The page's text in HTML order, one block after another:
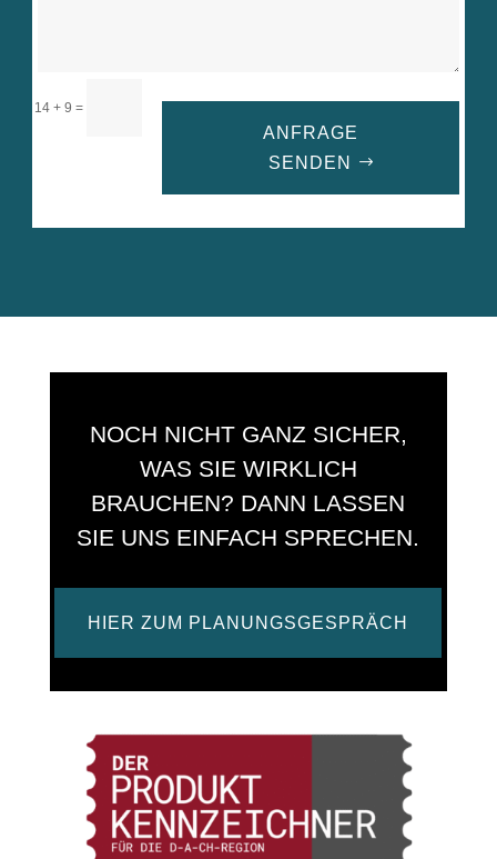
14 + 9 =
ANFRAGE
SENDEN
NOCH NICHT GANZ SICHER,
WAS SIE WIRKLICH
BRAUCHEN? DANN LASSEN
SIE UNS EINFACH SPRECHEN.
HIER ZUM PLANUNGSGESPRÄCH